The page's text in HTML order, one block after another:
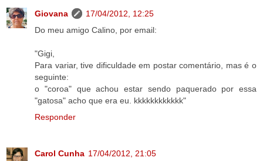
Giovana
17/04/2012, 12:25
Do meu amigo Calino, por email:
"Gigi,
Para variar, tive dificuldade em postar comentário, mas é o
seguinte:
o "coroa" que achou estar sendo paquerado por essa
"gatosa" acho que era eu. kkkkkkkkkkkk"
Responder
Carol Cunha 17/04/2012, 21:05